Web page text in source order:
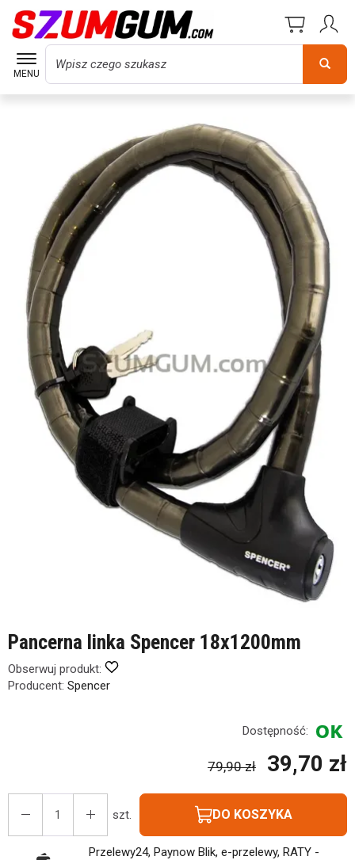
MENU
Wyszukaj
Pancerna linka Spencer 18x1200mm
Obserwuj produkt:
Producent: Spencer
Dostępność:
79,90 zł 39,70 zł
szt. DO KOSZYKA
Przelewy24, Paynow Blik, e-przelewy, RATY -